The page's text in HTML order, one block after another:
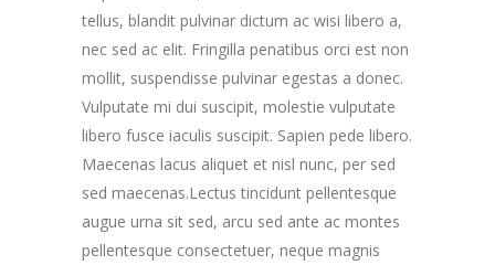
tellus, blandit pulvinar dictum ac wisi libero a,
nec sed ac elit. Fringilla penatibus orci est non
mollit, suspendisse pulvinar egestas a donec.
Vulputate mi dui suscipit, molestie vulputate
libero fusce iaculis suscipit. Sapien pede libero.
Maecenas lacus aliquet et nisl nunc, per sed
sed maecenas.Lectus tincidunt pellentesque
augue urna sit sed, arcu sed ante ac montes
pellentesque consectetuer, neque magnis